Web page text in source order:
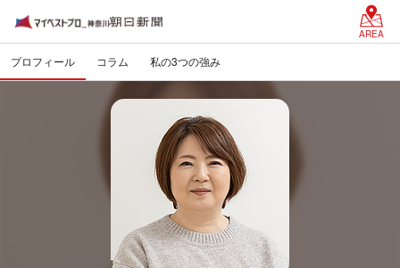
AREA
プロフィール コラム 私の3つの強み